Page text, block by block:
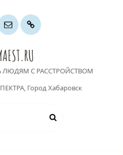
ПочтаХочу
помочь
С РАССТРОЙСТВОМ
Город Хабаровск
Поиск